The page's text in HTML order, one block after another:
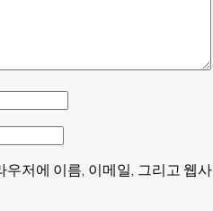
우저에 이름, 이메일, 그리고 웹